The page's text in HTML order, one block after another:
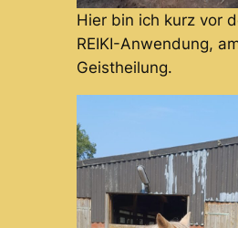
Hier bin ich kurz vor
REIKI-Anwendung,
Geistheilung.